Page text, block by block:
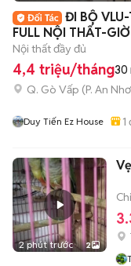
ĐI BỘ
FULL NỘI THẤT-
Nội thất đầy đủ
4,4 triệu/tháng30
Q. Gò Vấp (P. An
Duy Tiến Ez House 1
2 phút trước 2